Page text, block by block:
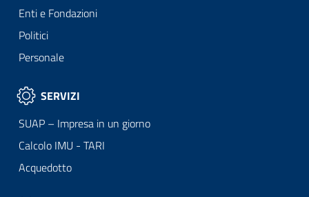
Enti e Fondazioni
Politici
Personale
SERVIZI
SUAP – Impresa in un giorno
Calcolo IMU - TARI
Acquedotto